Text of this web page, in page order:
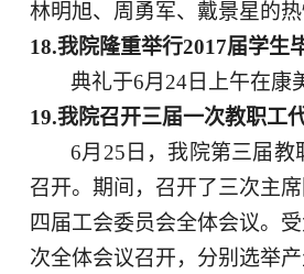
林明旭、周勇军、戴景星的
18.我院隆重举行2017届学生
典礼于6月24日上午在康
19.我院召开三届一次教职工
6月25日，我院第三届教
召开。期间，召开了三次主
四届工会委员会全体会议。
次全体会议召开，分别选举